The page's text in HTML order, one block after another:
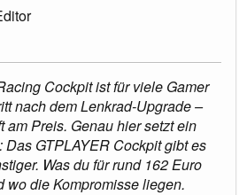
Cockpit ist für viele Gamer
nach dem Lenkrad-Upgrade –
am Preis. Genau hier setzt ein
GTPLAYER Cockpit gibt es
Was du für rund 162 Euro
wo die Kompromisse liegen.